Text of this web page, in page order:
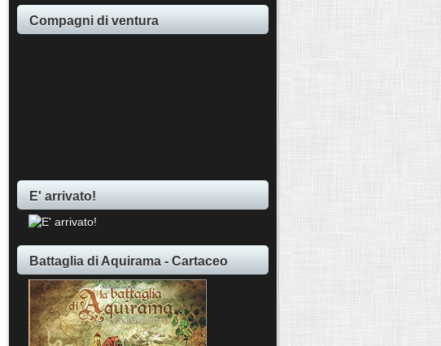
Compagni di ventura
E' arrivato!
Battaglia di Aquirama - Cartaceo